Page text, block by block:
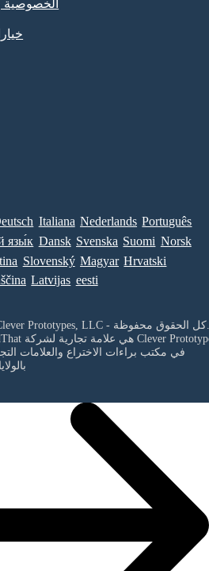
الخصوصية
Italiana Nederlands Português
язы́к Dansk Svenska Suomi Norsk
Slovenský Magyar Hrvatski
Latvijas eesti
© 2026 - Clever Prototypes, LLC - كل الحقوق محفوظة.
StoryboardThat هي علامة تجارية لشركة Clever